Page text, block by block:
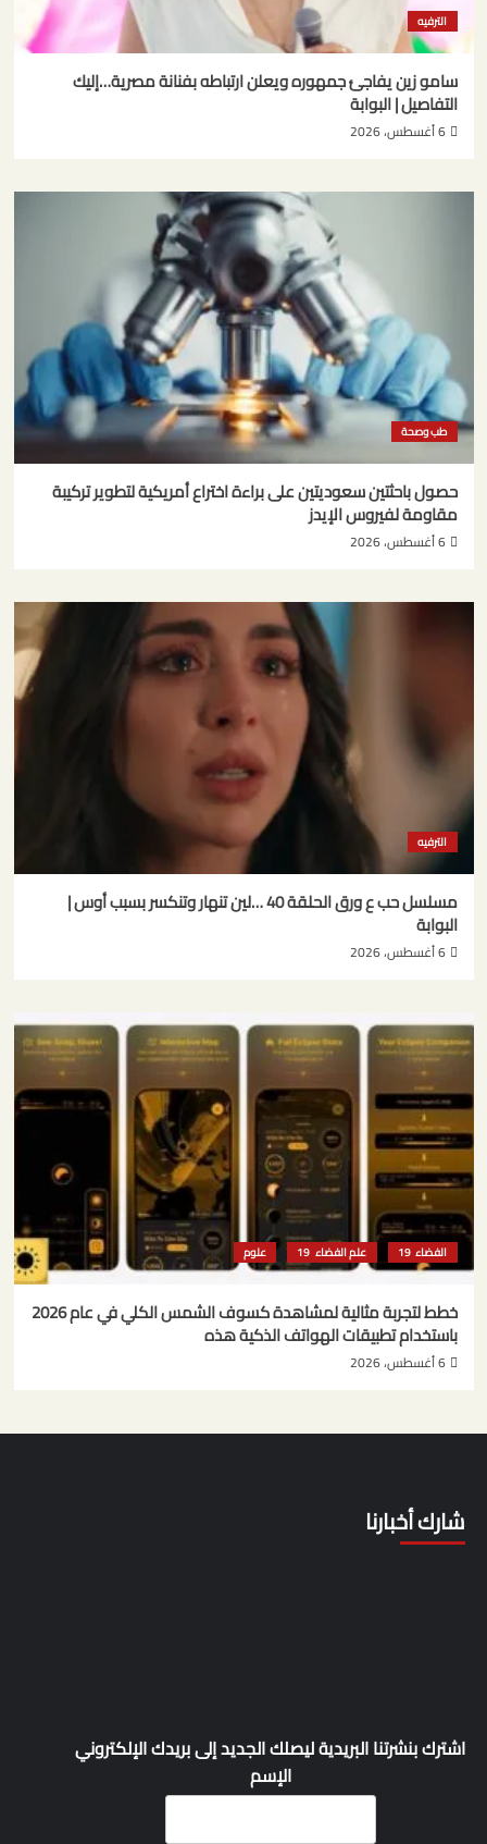
الترفيه
سامو زين يفاجئ جمهوره ويعلن ارتباطه بفنانة مصرية…إليك
التفاصيل | البوابة
6 أغسطس، 2026
طب وصحة
حصول باحثتين سعوديتين على براءة اختراع أمريكية لتطوير تركيبة
مقاومة لفيروس الإيدز
6 أغسطس، 2026
الترفيه
مسلسل حب ع ورق الحلقة 40 …لين تنهار وتنكسر بسبب أوس |
البوابة
6 أغسطس، 2026
الفضاء علم الفضاء علوم
خطط لتجربة مثالية لمشاهدة كسوف الشمس الكلي في عام 2026
باستخدام تطبيقات الهواتف الذكية هذه
6 أغسطس، 2026
شارك أخبارنا
اشترك بنشرتنا البريدية ليصلك الجديد إلى بريدك الإلكتروني
الإسم